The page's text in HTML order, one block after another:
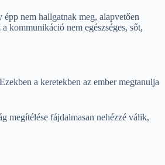
nem hallgatnak meg, alapvetően
kommunikáció nem egészséges, sőt,
a keretekben az ember megtanulja
megítélése fájdalmasan nehézzé válik,